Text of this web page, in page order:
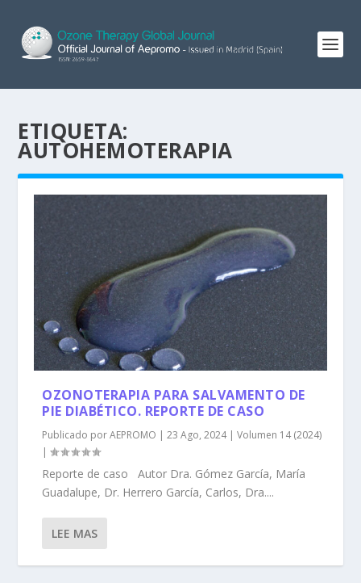
ETIQUETA:
AUTOHEMOTERAPIA
OZONOTERAPIA PARA SALVAMENTO DE
PIE DIABÉTICO. REPORTE DE CASO
Publicado porAEPROMO |23 Ago, 2024|Volumen 14 (2024)
|
Reporte de caso Autor Dra. Gómez García, María
Guadalupe, Dr. Herrero García, Carlos, Dra....
LEE MAS